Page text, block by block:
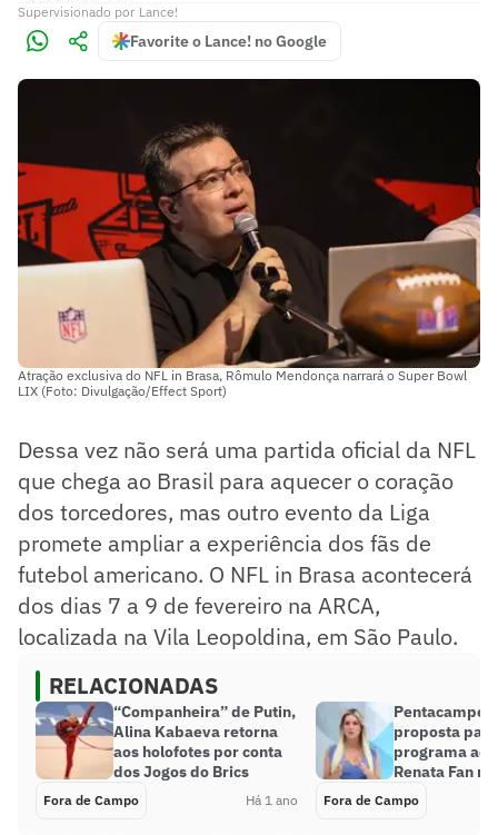
Supervisionado por Lance!
Favorite o Lance! no Google
Atração exclusiva do NFL in Brasa, Rômulo Mendonça narrará o Super Bowl
LIX (Foto: Divulgação/Effect Sport)
Dessa vez não será uma partida oficial da NFL
que chega ao Brasil para aquecer o coração
dos torcedores, mas outro evento da Liga
promete ampliar a experiência dos fãs de
futebol americano. O NFL in Brasa acontecerá
dos dias 7 a 9 de fevereiro na ARCA,
localizada na Vila Leopoldina, em São Paulo.
RELACIONADAS
“Companheira” de Putin,
Alina Kabaeva retorna
aos holofotes por conta
dos Jogos do Brics
Fora de Campo Há 1 ano
proposta
programa ao
Renata Fan
Fora de Campo